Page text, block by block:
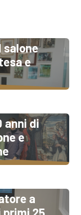
salone
e
anni di
e
a